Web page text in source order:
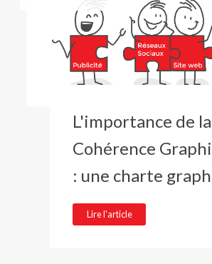
L'importance de la
Cohérence
: une charte
Lire l'article